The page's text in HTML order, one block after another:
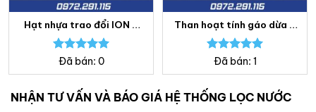
Hạt nhựa trao đổi ION –
Lọc nước Bách Khoa
Được xếp
Đã bán: 0
Than hoạt tính gáo dừa –
Lọc nước Bách Khoa
Được xếp
Đã bán: 1
NHẬN TƯ VẤN VÀ BÁO GIÁ HỆ THỐNG LỌC NƯỚC